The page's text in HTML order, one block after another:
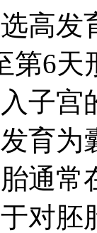
发
第6
子
育为
通常
对